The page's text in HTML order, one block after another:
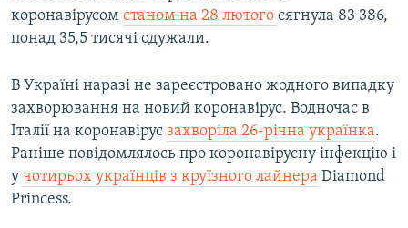
коронавірусом станом на 28 лютого сягнула 83 386,
понад 35,5 тисячі одужали.
В Україні наразі не зареєстровано жодного випадку
захворювання на новий коронавірус. Водночас в
Італії на коронавірус захворіла 26-річна українка.
Раніше повідомлялось про коронавірусну інфекцію і
у чотирьох українців з круїзного лайнера Diamond
Princess.